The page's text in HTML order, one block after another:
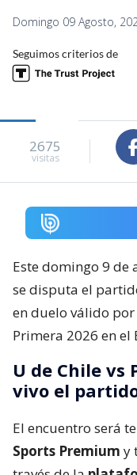
Domingo 09 Agosto,
Seguimos criterios de
2675
visitas
Este domingo 9 de
se disputa el
en duelo válido
Primera 2026 en el
U de Chile vs
vivo el
El encuentro será
Sports Premium y